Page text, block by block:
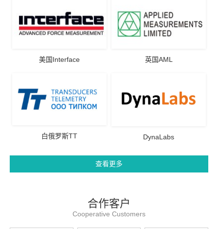
美国Interface 英国AML
白俄罗斯TT DynaLabs
查看更多
合作客户
Cooperative Customers